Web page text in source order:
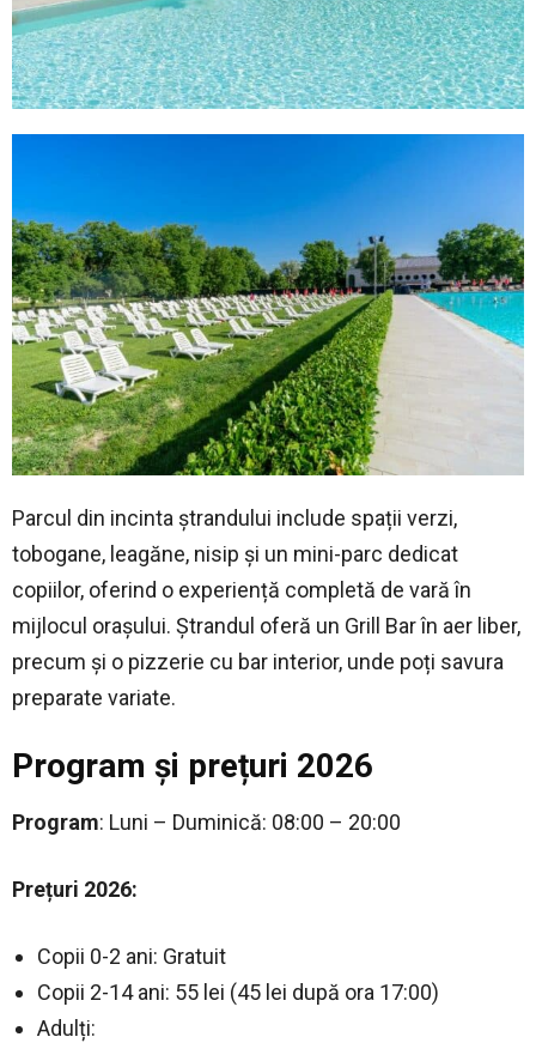
Parcul din incinta ștrandului include spații verzi,
tobogane, leagăne, nisip și un mini-parc dedicat
copiilor, oferind o experiență completă de vară în
mijlocul orașului. Ștrandul oferă un Grill Bar în aer liber,
precum și o pizzerie cu bar interior, unde poți savura
preparate variate.
Program și prețuri 2026
Program: Luni – Duminică: 08:00 – 20:00
Prețuri 2026:
Copii 0-2 ani: Gratuit
Copii 2-14 ani: 55 lei (45 lei după ora 17:00)
Adulți: